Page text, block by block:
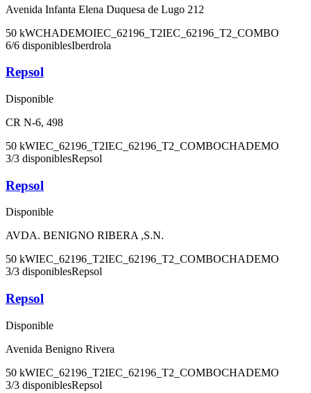
Avenida Infanta Elena Duquesa de Lugo 212
50 kWCHADEMOIEC_62196_T2IEC_62196_T2_COMBO
6/6 disponiblesIberdrola
Repsol
Disponible
CR N-6, 498
50 kWIEC_62196_T2IEC_62196_T2_COMBOCHADEMO
3/3 disponiblesRepsol
Repsol
Disponible
AVDA. BENIGNO RIBERA ,S.N.
50 kWIEC_62196_T2IEC_62196_T2_COMBOCHADEMO
3/3 disponiblesRepsol
Repsol
Disponible
Avenida Benigno Rivera
50 kWIEC_62196_T2IEC_62196_T2_COMBOCHADEMO
3/3 disponiblesRepsol